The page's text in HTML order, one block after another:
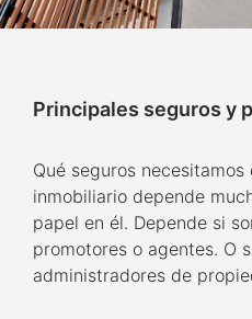
Principales seguros y
Qué seguros
inmobiliario depende
papel en él. Depende si
promotores o agentes. O
administradores de